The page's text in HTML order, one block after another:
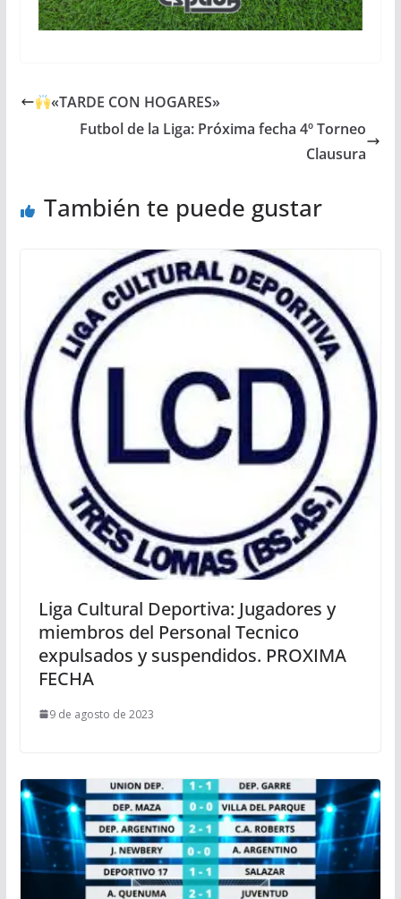
«TARDE CON HOGARES»
Futbol de la Liga: Próxima fecha 4º Torneo
Clausura
También te puede gustar
Liga Cultural Deportiva: Jugadores y
miembros del Personal Tecnico
expulsados y suspendidos. PROXIMA
FECHA
9 de agosto de 2023